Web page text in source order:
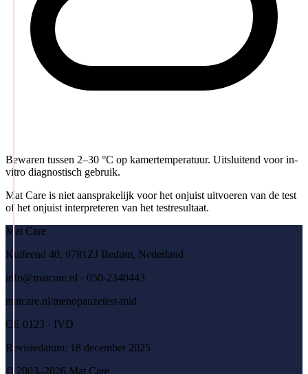
Bewaren tussen 2–30 °C op kamertemperatuur. Uitsluitend voor in-
vitro diagnostisch gebruik.
Mat Care is niet aansprakelijk voor het onjuist uitvoeren van de test
of het onjuist interpreteren van het testresultaat.
Mat Care
Kuifeend 40, 9781ZJ Bedum, Nederland
info@matcare.nl · 050-2340443
matcare.nl/menopauzetest-mid
CE 0123 · IVD
Revisiedatum: 18 december 2025
© 2003–2026 Mat Care